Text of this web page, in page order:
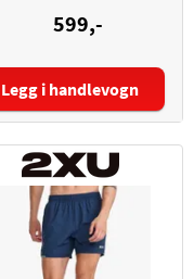
599,-
Størrelse:
Legg i handlevogn